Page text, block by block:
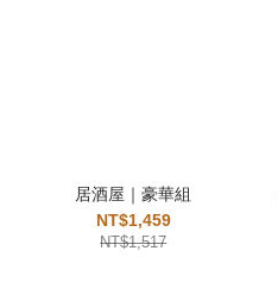
居酒屋｜豪華組
NT$1,459
NT$1,517